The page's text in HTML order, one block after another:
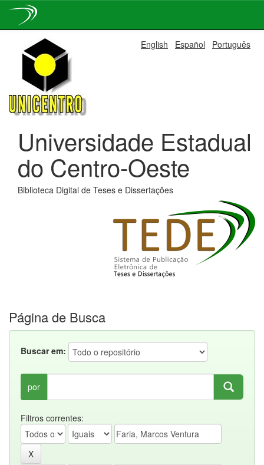
navigation
English Español Português
Universidade Estadual
do Centro-Oeste
Biblioteca Digital de Teses e Dissertações
Página de Busca
Buscar em:
por
Filtros correntes: